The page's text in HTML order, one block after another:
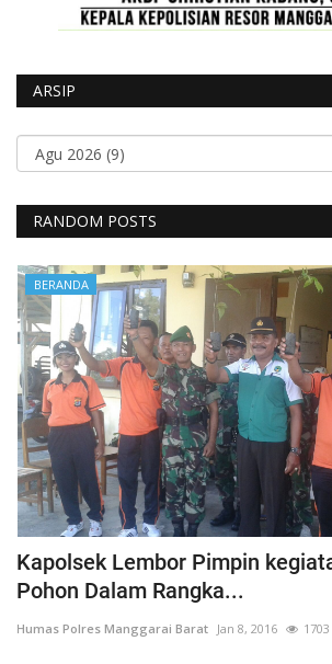
ARSIP
RANDOM POSTS
BERANDA
Kapolsek Lembor Pimpin
Pohon Dalam Rangka...
Humas Polres Manggarai Barat Jan 8, 2016 1703